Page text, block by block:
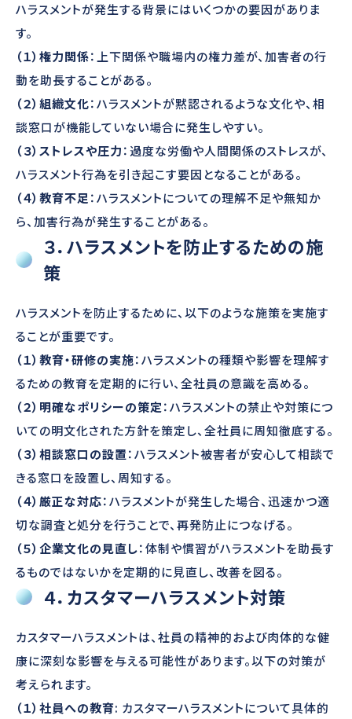
ハラスメントが発生する背景にはいくつかの要因がありま
す。
（１）権力関係：上下関係や職場内の権力差が、加害者の行
動を助長することがある。
（２）組織文化：ハラスメントが黙認されるような文化や、相
談窓口が機能していない場合に発生しやすい。
（３）ストレスや圧力：過度な労働や人間関係のストレスが、
ハラスメント行為を引き起こす要因となることがある。
（４）教育不足：ハラスメントについての理解不足や無知か
ら、加害行為が発生することがある。
３．ハラスメントを防止するための施
策
ハラスメントを防止するために、以下のような施策を実施す
ることが重要です。
（１）教育・研修の実施：ハラスメントの種類や影響を理解す
るための教育を定期的に行い、全社員の意識を高める。
（２）明確なポリシーの策定：ハラスメントの禁止や対策につ
いての明文化された方針を策定し、全社員に周知徹底する。
（３）相談窓口の設置：ハラスメント被害者が安心して相談で
きる窓口を設置し、周知する。
（４）厳正な対応：ハラスメントが発生した場合、迅速かつ適
切な調査と処分を行うことで、再発防止につなげる。
（５）企業文化の見直し：体制や慣習がハラスメントを助長す
るものではないかを定期的に見直し、改善を図る。
４．カスタマーハラスメント対策
カスタマーハラスメントは、社員の精神的および肉体的な健
康に深刻な影響を与える可能性があります。以下の対策が
考えられます。
（１）社員への教育: カスタマーハラスメントについて具体的